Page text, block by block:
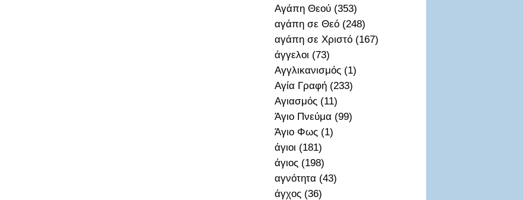
Αγάπη Θεού (353)
αγάπη σε Θεό (248)
αγάπη σε Χριστό (167)
άγγελοι (73)
Αγγλικανισμός (1)
Αγία Γραφή (233)
Αγιασμός (11)
Άγιο Πνεύμα (99)
Άγιο Φως (1)
άγιοι (181)
άγιος (198)
αγνότητα (43)
άγχος (36)